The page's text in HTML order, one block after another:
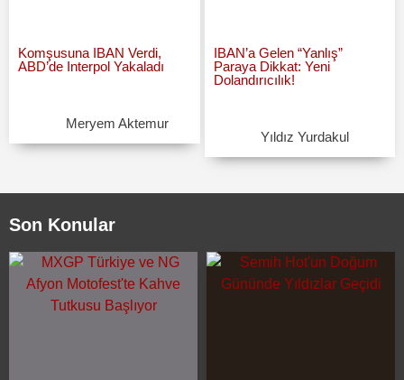
Komşusuna IBAN Verdi,
ABD’de Interpol Yakaladı
Meryem Aktemur
IBAN’a Gelen “Yanlış”
Paraya Dikkat: Yeni
Dolandırıcılık!
Yıldız Yurdakul
Son Konular